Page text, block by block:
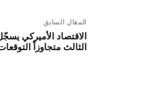
المقال السابق
الثالث متجاوزاً